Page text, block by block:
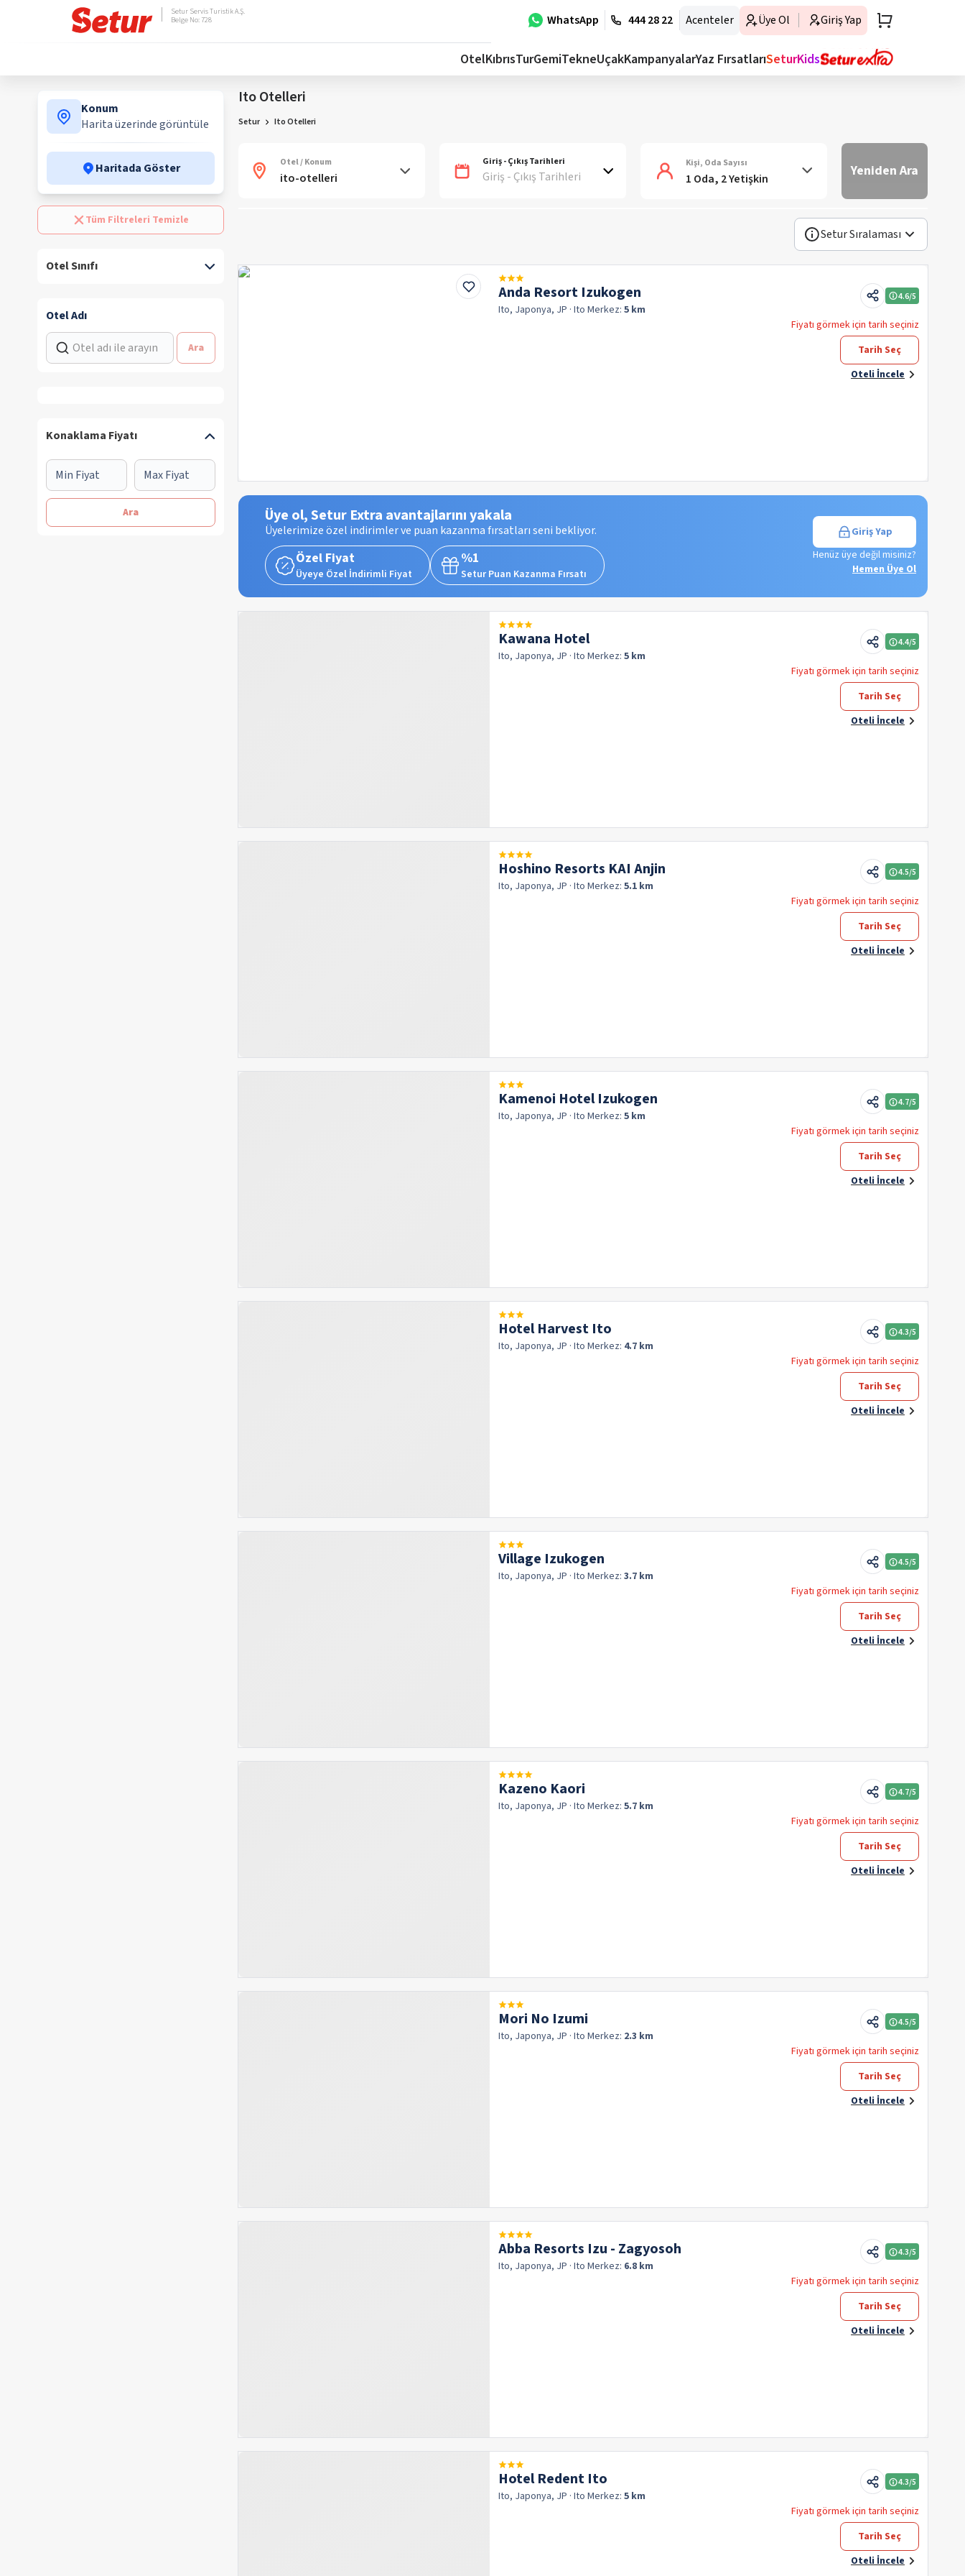
WhatsApp 444 28 22 Acenteler Üye Ol Giriş Yap
Setur Servis Turistik A.Ş.
Belge No: 728
OtelKıbrısTurGemiTekneUçakKampanyalarYaz FırsatlarıSeturKids
Konum
Harita üzerinde görüntüle
Haritada Göster
Tüm Filtreleri Temizle
Otel Sınıfı
Otel Adı
Ara
Konaklama Fiyatı
Ara
Ito Otelleri
Setur Ito Otelleri
Otel / Konum Giriş - Çıkış Tarihleri
Giriş - Çıkış Tarihleri
Kişi, Oda Sayısı
1 Oda, 2 Yetişkin Yeniden Ara
Setur Sıralaması
Anda Resort Izukogen
Ito, Japonya, JP · Ito Merkez: 5 km
4.6/5
Fiyatı görmek için tarih seçiniz
Tarih Seç
Oteli İncele
Üye ol, Setur Extra avantajlarını yakala
Üyelerimize özel indirimler ve puan kazanma fırsatları seni bekliyor.
Özel Fiyat
Üyeye Özel İndirimli Fiyat
%1
Setur Puan Kazanma Fırsatı
Giriş Yap
Henüz üye değil misiniz?
Hemen Üye Ol
Kawana Hotel
Ito, Japonya, JP · Ito Merkez: 5 km
4.4/5
Fiyatı görmek için tarih seçiniz
Tarih Seç
Oteli İncele
Hoshino Resorts KAI Anjin
Ito, Japonya, JP · Ito Merkez: 5.1 km
4.5/5
Fiyatı görmek için tarih seçiniz
Tarih Seç
Oteli İncele
Kamenoi Hotel Izukogen
Ito, Japonya, JP · Ito Merkez: 5 km
4.7/5
Fiyatı görmek için tarih seçiniz
Tarih Seç
Oteli İncele
Hotel Harvest Ito
Ito, Japonya, JP · Ito Merkez: 4.7 km
4.3/5
Fiyatı görmek için tarih seçiniz
Tarih Seç
Oteli İncele
Village Izukogen
Ito, Japonya, JP · Ito Merkez: 3.7 km
4.5/5
Fiyatı görmek için tarih seçiniz
Tarih Seç
Oteli İncele
Kazeno Kaori
Ito, Japonya, JP · Ito Merkez: 5.7 km
4.7/5
Fiyatı görmek için tarih seçiniz
Tarih Seç
Oteli İncele
Mori No Izumi
Ito, Japonya, JP · Ito Merkez: 2.3 km
4.5/5
Fiyatı görmek için tarih seçiniz
Tarih Seç
Oteli İncele
Abba Resorts Izu - Zagyosoh
Ito, Japonya, JP · Ito Merkez: 6.8 km
4.3/5
Fiyatı görmek için tarih seçiniz
Tarih Seç
Oteli İncele
Hotel Redent Ito
Ito, Japonya, JP · Ito Merkez: 5 km
4.3/5
Fiyatı görmek için tarih seçiniz
Tarih Seç
Oteli İncele